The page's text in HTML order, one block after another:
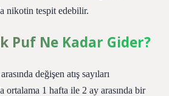
nikotin tespit edebilir.
Puf Ne Kadar Gider?
değişen atış sayıları
ortalama 1 hafta ile 2 ay arasında bir